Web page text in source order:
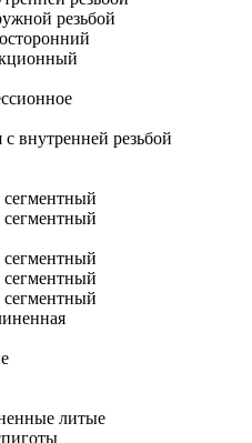
резьбой
внутренней резьбой
сегментный
сегментный
сегментный
сегментный
сегментный
литые